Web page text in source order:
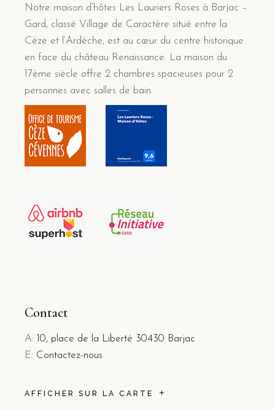
Notre maison d’hôtes Les Lauriers Roses à Barjac –
Gard, classé Village de Caractère situé entre la
Céze et l’Ardèche, est au cœur du centre historique
en face du château Renaissance. La maison du
17ème siècle offre 2 chambres spacieuses pour 2
personnes avec salles de bain.
Contact
A:
10, place de la Liberté 30430 Barjac
E: Contactez-nous
AFFICHER SUR LA CARTE